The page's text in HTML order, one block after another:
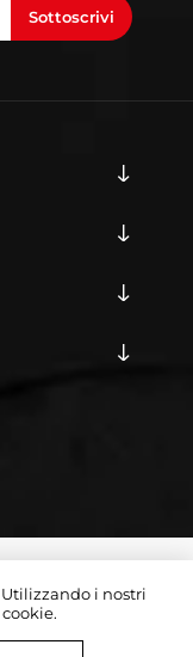
Sottoscrivi
i nostri